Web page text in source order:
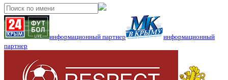
информационный партнер
информационный
партнер